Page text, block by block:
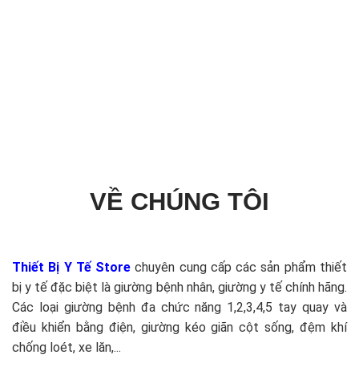
VỀ CHÚNG TÔI
Thiết Bị Y Tế Store chuyên cung cấp các sản phẩm thiết
bị y tế đặc biệt là giường bệnh nhân, giường y tế chính hãng.
Các loại giường bệnh đa chức năng 1,2,3,4,5 tay quay và
điều khiển bằng điện, giường kéo giãn cột sống, đệm khí
chống loét, xe lăn,...